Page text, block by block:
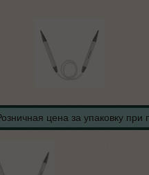
цена за упаковку при